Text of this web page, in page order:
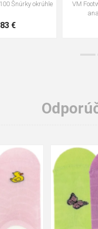
VM Footwear 3002
anatomická stielka ESD